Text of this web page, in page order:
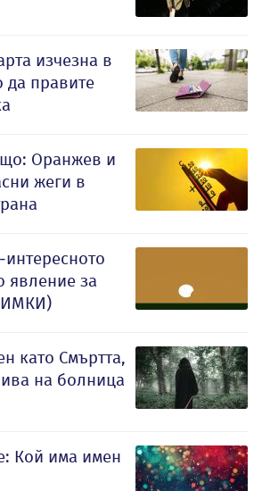
изчезна в
да правите
Оранжев и
жеги в
явление за
като Смъртта,
на болница
Кой има имен